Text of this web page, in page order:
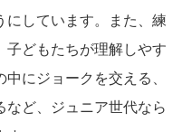
にしています。また、練
子どもたちが理解しやす
にジョークを交える、
など、ジュニア世代なら